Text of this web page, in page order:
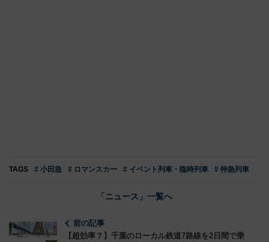
TAGS # 小田急 # ロマンスカー # イベント列車・臨時列車 # 特急列車
「ニュース」一覧へ
前の記事
【超効率？】千葉のローカル鉄道7路線を2日間で乗